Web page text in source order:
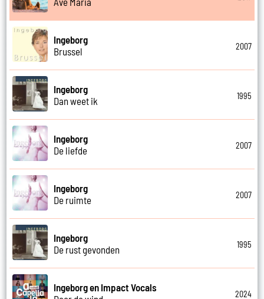
Ingeborg
Brussel
2007
Ingeborg
Dan weet ik
1995
Ingeborg
De liefde
2007
Ingeborg
De ruimte
2007
Ingeborg
De rust gevonden
1995
Ingeborg en Impact Vocals
2024